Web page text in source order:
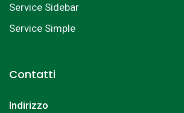
Service Sidebar
Service Simple
Contatti
Indirizzo